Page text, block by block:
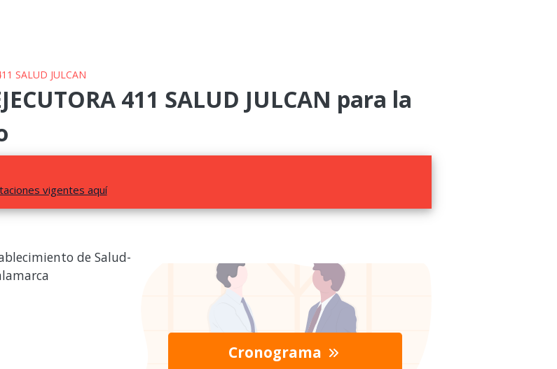
SALUD JULCAN
411 SALUD JULCAN para la
vigentes aquí
de Salud-
Cronograma